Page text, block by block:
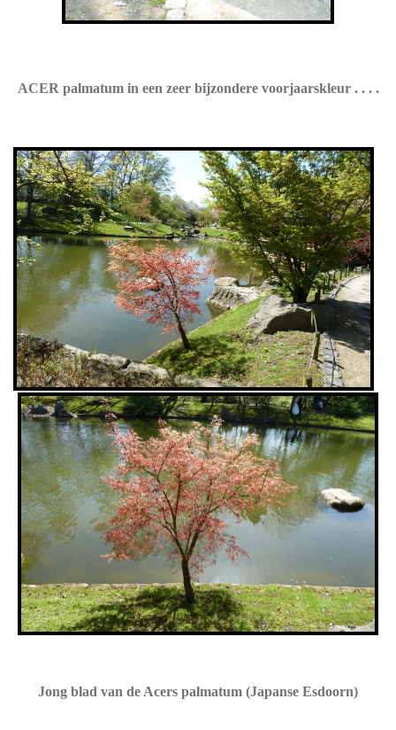
ACER palmatum in een zeer bijzondere voorjaarskleur . . . .
Jong blad van de Acers palmatum (Japanse Esdoorn)